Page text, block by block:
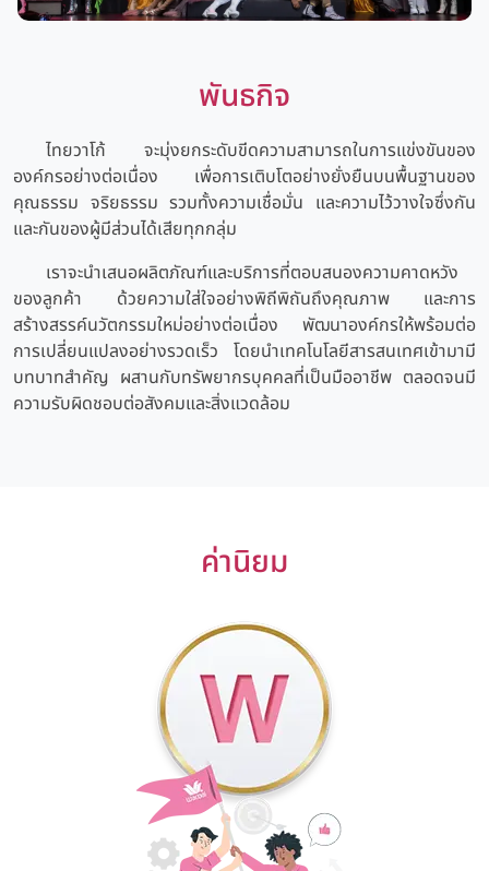
พันธกิจ
ไทยวาโก้ จะมุ่งยกระดับขีดความสามารถในการแข่งขันของ
องค์กรอย่างต่อเนื่อง เพื่อการเติบโตอย่างยั่งยืนบนพื้นฐานของ
คุณธรรม จริยธรรม รวมทั้งความเชื่อมั่น และความไว้วางใจซึ่งกัน
และกันของผู้มีส่วนได้เสียทุกกลุ่ม
เราจะนำเสนอผลิตภัณฑ์และบริการที่ตอบสนองความคาดหวัง
ของลูกค้า ด้วยความใส่ใจอย่างพิถีพิถันถึงคุณภาพ และการ
สร้างสรรค์นวัตกรรมใหม่อย่างต่อเนื่อง พัฒนาองค์กรให้พร้อมต่อ
การเปลี่ยนแปลงอย่างรวดเร็ว โดยนำเทคโนโลยีสารสนเทศเข้ามามี
บทบาทสำคัญ ผสานกับทรัพยากรบุคคลที่เป็นมืออาชีพ ตลอดจนมี
ความรับผิดชอบต่อสังคมและสิ่งแวดล้อม
ค่านิยม